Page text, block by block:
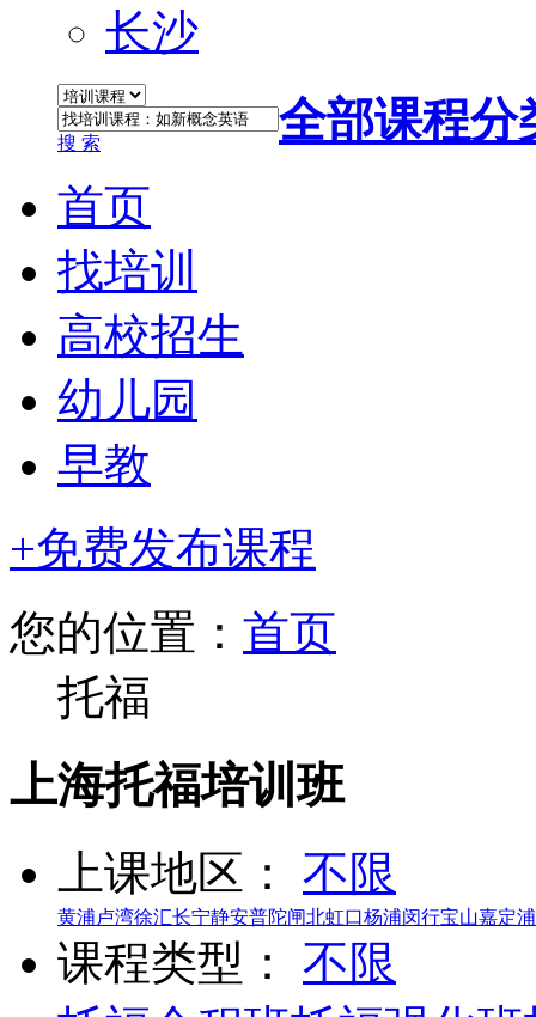
长沙
搜 索 全部课程分
首页
找培训
高校招生
幼儿园
早教
+免费发布课程
您的位置： 首页
托福
上海托福培训班
上课地区： 不限
黄浦卢湾徐汇长宁静安普陀闸北虹口杨浦闵行宝山嘉定
课程类型：
不限